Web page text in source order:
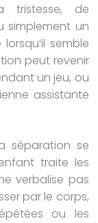
tristesse, de
simplement un
semble
peut revenir
un jeu, ou
assistante
séparation se
traite les
verbalise pas
par le corps,
ou les